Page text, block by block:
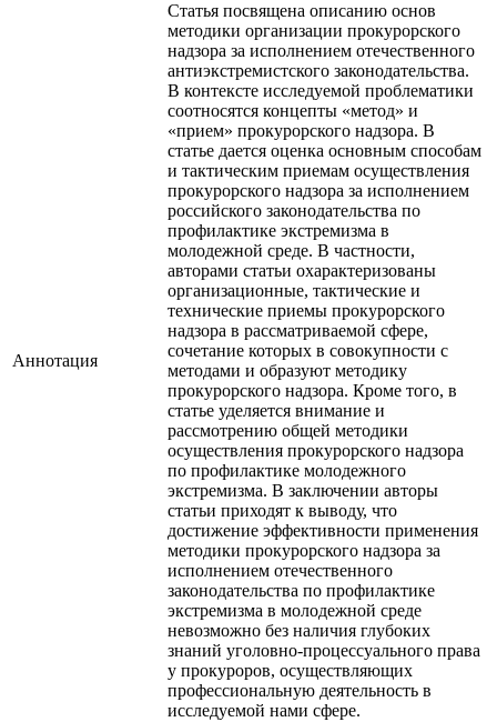
Аннотация
Статья посвящена описанию основ
методики организации прокурорского
надзора за исполнением отечественного
антиэкстремистского законодательства.
В контексте исследуемой проблематики
соотносятся концепты «метод» и
«прием» прокурорского надзора. В
статье дается оценка основным способам
и тактическим приемам осуществления
прокурорского надзора за исполнением
российского законодательства по
профилактике экстремизма в
молодежной среде. В частности,
авторами статьи охарактеризованы
организационные, тактические и
технические приемы прокурорского
надзора в рассматриваемой сфере,
сочетание которых в совокупности с
методами и образуют методику
прокурорского надзора. Кроме того, в
статье уделяется внимание и
рассмотрению общей методики
осуществления прокурорского надзора
по профилактике молодежного
экстремизма. В заключении авторы
статьи приходят к выводу, что
достижение эффективности применения
методики прокурорского надзора за
исполнением отечественного
законодательства по профилактике
экстремизма в молодежной среде
невозможно без наличия глубоких
знаний уголовно-процессуального права
у прокуроров, осуществляющих
профессиональную деятельность в
исследуемой нами сфере.